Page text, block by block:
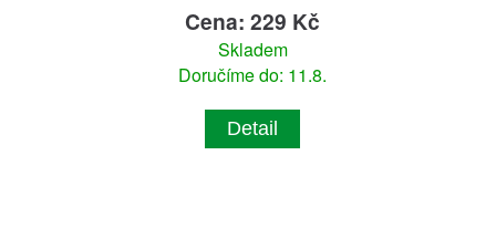
Cena: 229 Kč
Skladem
Doručíme do: 11.8.
Detail